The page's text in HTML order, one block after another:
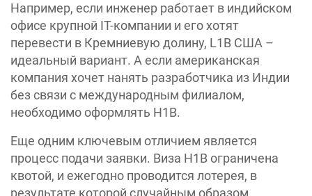
Например, если инженер работает в индийском
офисе крупной IT-компании и его хотят
перевести в Кремниевую долину, L1B США –
идеальный вариант. А если американская
компания хочет нанять разработчика из Индии
без связи с международным филиалом,
необходимо оформлять H1B.
Еще одним ключевым отличием является
процесс подачи заявки. Виза H1B ограничена
квотой, и ежегодно проводится лотерея, в
результате которой случайным образом